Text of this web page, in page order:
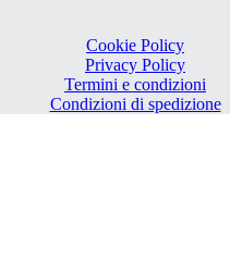
Cookie Policy
Privacy Policy
Termini e condizioni
Condizioni di spedizione